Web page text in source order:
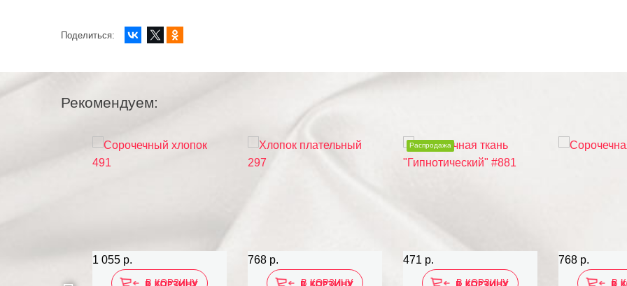
Поделиться:
Рекомендуем:
1 055 р.
В КОРЗИНУ
768 р.
В КОРЗИНУ
471 р.
Распродажа
В КОРЗИНУ
768 р.
В